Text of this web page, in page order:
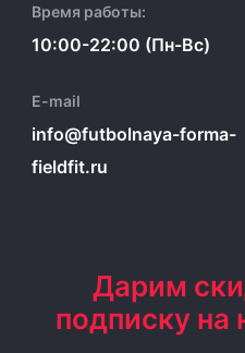
Время работы:
10:00-22:00 (Пн-Вс)
E-mail
info@futbolnaya-forma-
fieldfit.ru
Дарим
подписку на